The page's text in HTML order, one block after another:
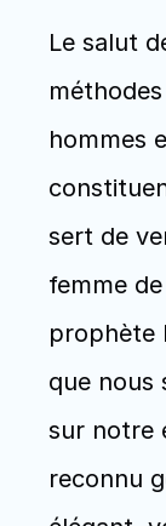
Le salut
hommes
sert de
femme
prophète
que nous
sur notre
reconnu